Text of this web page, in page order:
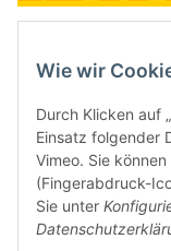
Neben dem
Frontline Games
Färbereiweg 3A
24358 Hütten
Wie wir
Durch Klicken auf
Einsatz folgender
Vimeo. Sie
(Fingerabdruck-
Sie unter